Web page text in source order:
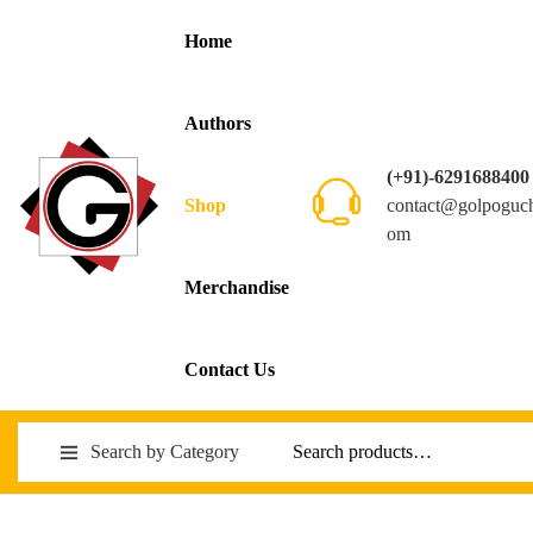
Home
Authors
Shop
Merchandise
Contact Us
(+91)-6291688400
om
Search by Category